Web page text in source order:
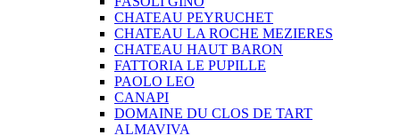
CHATEAU PEYRUCHET
CHATEAU LA ROCHE MEZIERES
CHATEAU HAUT BARON
FATTORIA LE PUPILLE
PAOLO LEO
CANAPI
DOMAINE DU CLOS DE TART
ALMAVIVA